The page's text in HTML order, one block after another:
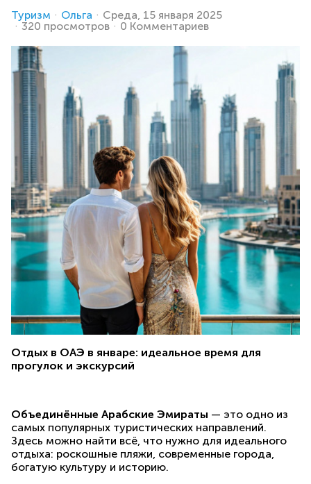
Туризм Ольга
Среда, 15 января 2025
320 просмотров
0 Комментариев
Отдых в ОАЭ в январе: идеальное время для
прогулок и экскурсий
Объединённые Арабские Эмираты — это одно из
самых популярных туристических направлений.
Здесь можно найти всё, что нужно для идеального
отдыха: роскошные пляжи, современные города,
богатую культуру и историю.